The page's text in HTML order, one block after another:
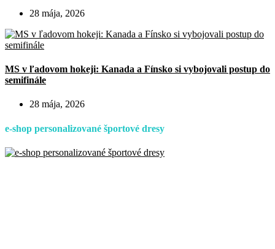
28 mája, 2026
MS v ľadovom hokeji: Kanada a Fínsko si vybojovali postup do
semifinále
28 mája, 2026
e-shop personalizované športové dresy